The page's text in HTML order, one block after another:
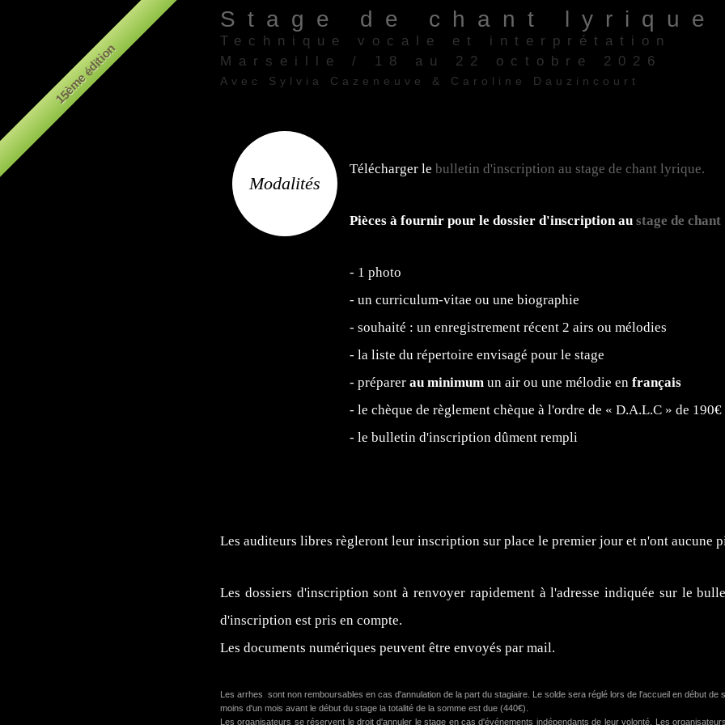
15ème édition
Stage de chant lyrique
Technique vocale et interprétation
Marseille / 18 au 22 octobre 2026
Avec Sylvia Cazeneuve & Caroline Dauzincourt
Modalités
Télécharger le bulletin d'inscription au stage de chant lyrique.
Pièces à fournir pour le dossier d'inscription au stage de chant
- 1 photo
- un curriculum-vitae ou une biographie
- souhaité : un enregistrement récent 2 airs ou mélodies
- la liste du répertoire envisagé pour le stage
- préparer au minimum un air ou une mélodie en français
- le chèque de règlement chèque à l'ordre de « D.A.L.C » de 190€
- le bulletin d'inscription dûment rempli
Les auditeurs libres règleront leur inscription sur place le premier jour et n'ont aucune
Les dossiers d'inscription sont à renvoyer rapidement à l'adresse indiquée sur le
d'inscription est pris en compte.
Les documents numériques peuvent être envoyés par mail.
Les arrhes sont non remboursables en cas d'annulation de la part du stagiaire. Le solde sera réglé lors de l'accueil en début de
moins d'un mois avant le début du stage la totalité de la somme est due (440€).
Les organisateurs se réservent le droit d'annuler le stage en cas d'événements indépendants de leur volonté. Les